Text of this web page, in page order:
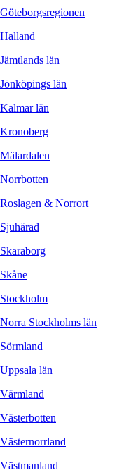
Göteborgsregionen
Halland
Jämtlands län
Jönköpings län
Kalmar län
Kronoberg
Mälardalen
Norrbotten
Roslagen & Norrort
Sjuhärad
Skaraborg
Skåne
Stockholm
Norra Stockholms län
Sörmland
Uppsala län
Värmland
Västerbotten
Västernorrland
Västmanland